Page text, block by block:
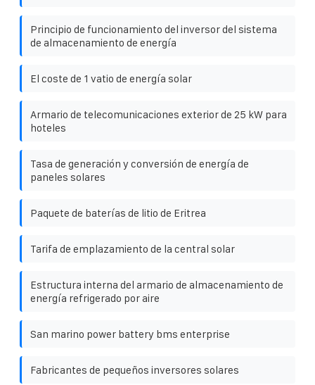
Principio de funcionamiento del inversor del sistema
de almacenamiento de energía
El coste de 1 vatio de energía solar
Armario de telecomunicaciones exterior de 25 kW para
hoteles
Tasa de generación y conversión de energía de
paneles solares
Paquete de baterías de litio de Eritrea
Tarifa de emplazamiento de la central solar
Estructura interna del armario de almacenamiento de
energía refrigerado por aire
San marino power battery bms enterprise
Fabricantes de pequeños inversores solares